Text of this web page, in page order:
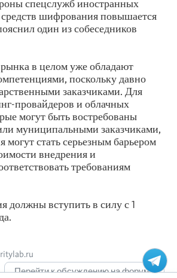
спецслужб иностранных
средств шифрования повышается
один из собеседников
в целом уже обладают
поскольку давно
заказчиками. Для
провайдеров и облачных
могут быть востребованы
муниципальными заказчиками,
могут стать серьезным барьером
внедрения и
требованиям
должны вступить в силу с 1
Перейти к обсуждению на форуме